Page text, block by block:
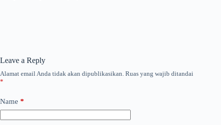
Leave a Reply
Alamat email Anda tidak akan dipublikasikan. Ruas yang wajib ditandai
*
Name *